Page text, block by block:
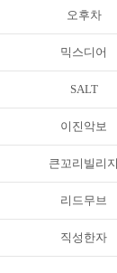
오후차
믹스디어
SALT
이진악보
큰꼬리빌리
리드무브
직성한자